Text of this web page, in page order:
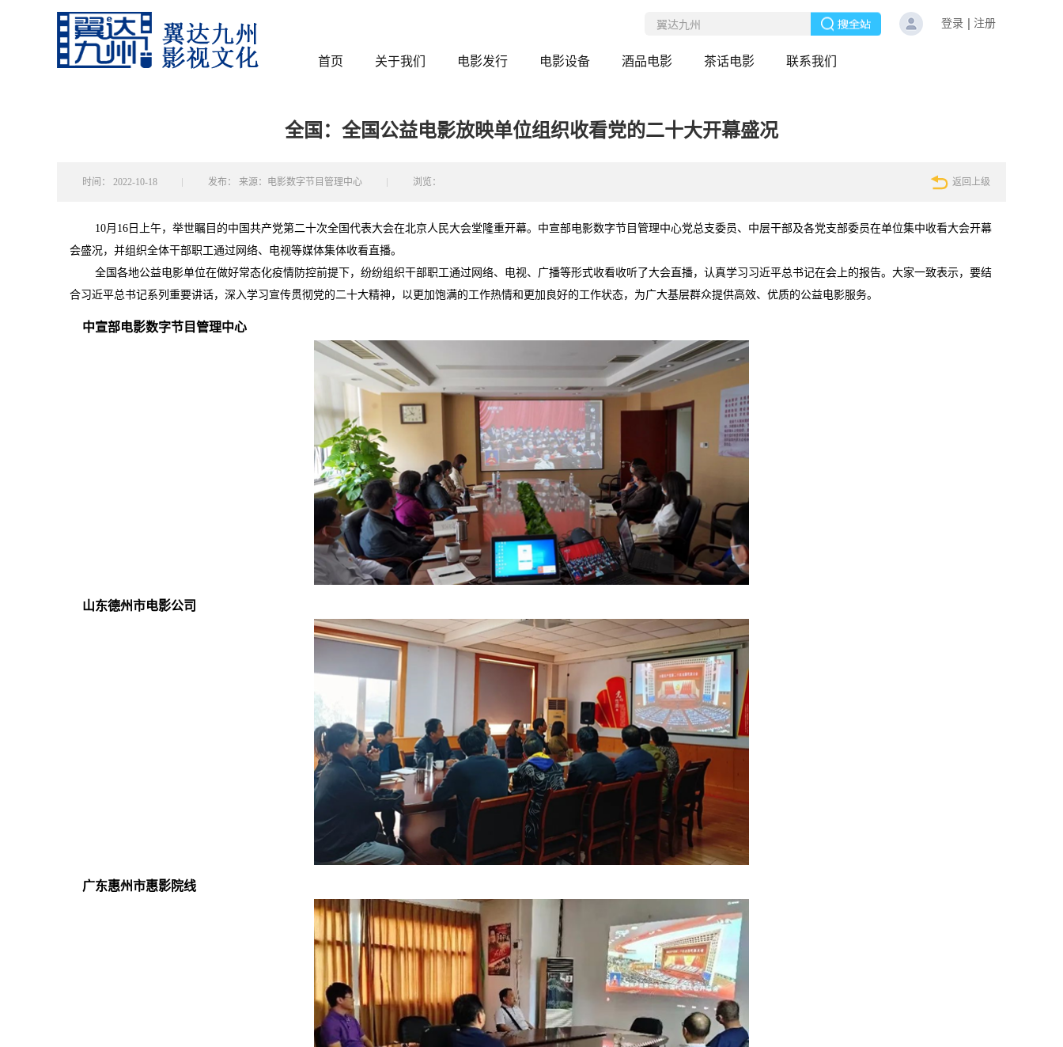
登录 注册
首页 关于我们 电影发行 电影设备 酒品电影 茶话电影 联系我们
全国：全国公益电影放映单位组织收看党的二十大开幕盛况
时间： 2022-10-18 发布： 来源：电影数字节目管理中心 浏览： 返回上级
10月16日上午，举世瞩目的中国共产党第二十次全国代表大会在北京人民大会堂隆重开幕。中宣部电影数字节目管理中心党总支委员、中层干部及各党支部委员在单位集中收看大会开幕
会盛况，并组织全体干部职工通过网络、电视等媒体集体收看直播。
全国各地公益电影单位在做好常态化疫情防控前提下，纷纷组织干部职工通过网络、电视、广播等形式收看收听了大会直播，认真学习习近平总书记在会上的报告。大家一致表示，要结
合习近平总书记系列重要讲话，深入学习宣传贯彻党的二十大精神，以更加饱满的工作热情和更加良好的工作状态，为广大基层群众提供高效、优质的公益电影服务。
中宣部电影数字节目管理中心
山东德州市电影公司
广东惠州市惠影院线